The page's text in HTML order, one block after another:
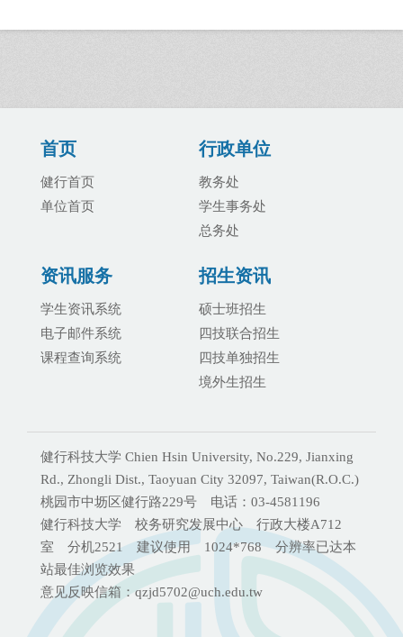
首页
健行首页
单位首页
行政单位
教务处
学生事务处
总务处
资讯服务
学生资讯系统
电子邮件系统
课程查询系统
招生资讯
硕士班招生
四技联合招生
四技单独招生
境外生招生
健行科技大学 Chien Hsin University, No.229, Jianxing
Rd., Zhongli Dist., Taoyuan City 32097, Taiwan(R.O.C.)
桃园市中坜区健行路229号 电话：03-4581196
健行科技大学 校务研究发展中心 行政大楼A712
室 分机2521 建议使用 1024*768 分辨率已达本
站最佳浏览效果
意见反映信箱：qzjd5702@uch.edu.tw